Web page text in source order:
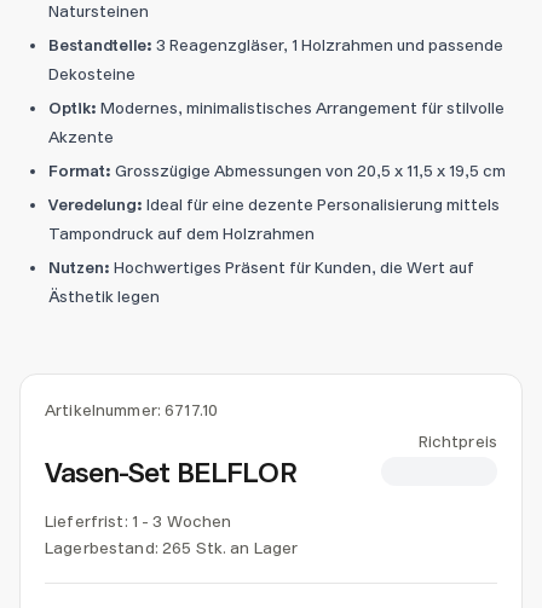
Artikelnummer:6717.10
Vasen-Set BELFLOR
Richtpreis
Lieferfrist: 1 - 3 Wochen
Lagerbestand: 265 Stk. an Lager
Natursteinen
Bestandteile: 3 Reagenzgläser, 1 Holzrahmen und passende
Dekosteine
Optik: Modernes, minimalistisches Arrangement für stilvolle
Akzente
Format: Grosszügige Abmessungen von 20,5 x 11,5 x 19,5 cm
Veredelung: Ideal für eine dezente Personalisierung mittels
Tampondruck auf dem Holzrahmen
Nutzen: Hochwertiges Präsent für Kunden, die Wert auf
Ästhetik legen